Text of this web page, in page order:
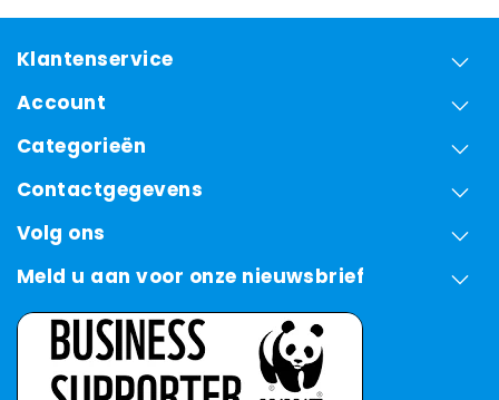
Klantenservice
Account
Categorieën
Contactgegevens
Volg ons
Meld u aan voor onze nieuwsbrief